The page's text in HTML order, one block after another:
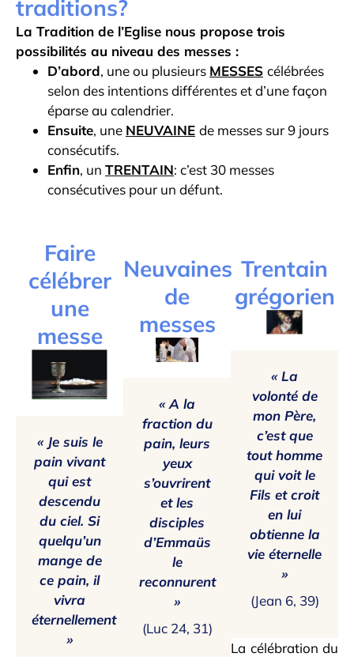
traditions?
La Tradition de l’Eglise nous propose trois
possibilités au niveau des messes :
D’abord, une ou plusieurs MESSES célébrées
selon des intentions différentes et d’une façon
éparse au calendrier.
Ensuite, une NEUVAINE de messes sur 9 jours
consécutifs.
Enfin, un TRENTAIN: c’est 30 messes
consécutives pour un défunt.
Faire
célébrer
une
messe
« Je suis le
pain vivant
qui est
descendu
du ciel. Si
quelqu’un
mange de
ce pain, il
vivra
éternellement
»
Neuvaines
de
messes
« A la
fraction du
pain, leurs
yeux
s’ouvrirent
et les
disciples
d’Emmaüs
le
reconnurent
»
(Luc 24, 31)
Trentain
grégorien
« La
volonté de
mon Père,
c’est que
tout homme
qui voit le
Fils et croit
en lui
obtienne la
vie éternelle
»
(Jean 6, 39)
La célébration du